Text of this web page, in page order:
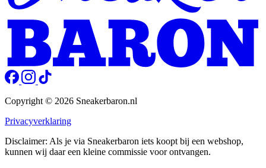
Copyright © 2026 Sneakerbaron.nl
Privacyverklaring
Disclaimer: Als je via Sneakerbaron iets koopt bij een webshop,
kunnen wij daar een kleine commissie voor ontvangen.